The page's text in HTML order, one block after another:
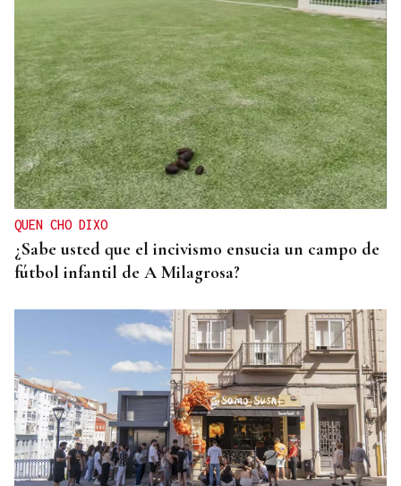
QUEN CHO DIXO
¿Sabe usted que el incivismo ensucia un campo de
fútbol infantil de A Milagrosa?